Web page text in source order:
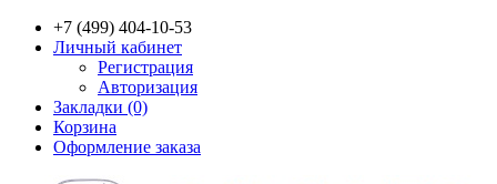
+7 (499) 404-10-53
Личный кабинет
Регистрация
Авторизация
Закладки (0)
Корзина
Оформление заказа